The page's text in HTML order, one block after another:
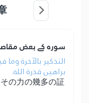
سورہ کے بعض
التذكير بالآخرة
براهين قدرة الله.
の力の幾多の証